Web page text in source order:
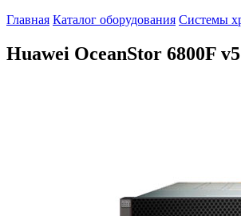
Главная Каталог оборудования Системы
Huawei OceanStor 6800F v5